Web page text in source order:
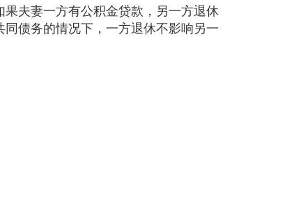
夫妻一方有公积金贷款，另一方退休
债务的情况下，一方退休不影响另一